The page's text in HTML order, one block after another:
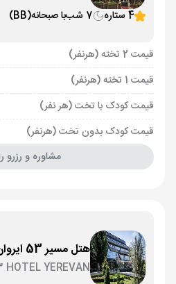
4 ستاره
7 شب با صبحانه(BB)
قیمت 2 تخته (هرنفر)
قیمت 1 تخته (هرنفر)
قیمت کودک با تخت (هر نفر)
قیمت کودک بدون تخت (هرنفر)
مشاوره و رزرو
هتل مسیر 53 ایروان
HOTEL YEREVAN